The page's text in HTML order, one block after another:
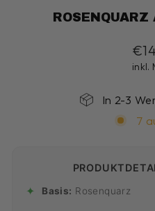
inkl.
In 2-3
7
✦ Basis: Rosenquarz